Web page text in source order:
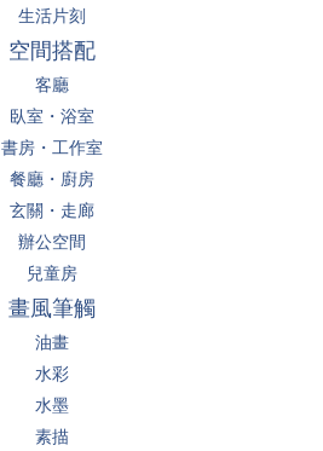
生活片刻
空間搭配
客廳
臥室・浴室
書房・工作室
餐廳・廚房
玄關・走廊
辦公空間
兒童房
畫風筆觸
油畫
水彩
水墨
素描